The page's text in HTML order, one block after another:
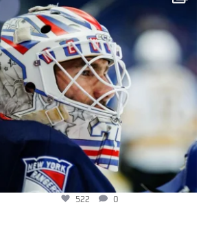
522 0